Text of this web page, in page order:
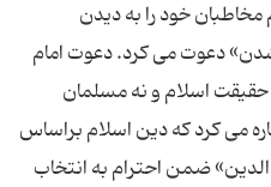
مخاطبان خود را به دیدن
دعوت می کرد. دعوت امام
حقیقت اسلام و نه مسلمان
می کرد که دین اسلام براساس
ضمن احترام به انتخاب